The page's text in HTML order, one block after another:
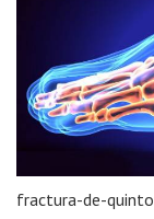
fractura-de-